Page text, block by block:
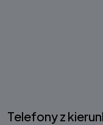
Telefony z